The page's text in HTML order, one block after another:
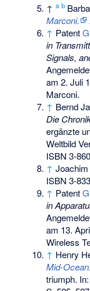
↑a b
Marconi.
↑ Patent
in
Signals,
am2. Juli
Marconi.
↑ Bernd
Die
ergänzte
Weltbild
ISBN 3-
↑
ISBN 3-
↑ Patent
in
am 13.
Wireless
↑ Henry
Mid‑Ocean.
triumph.